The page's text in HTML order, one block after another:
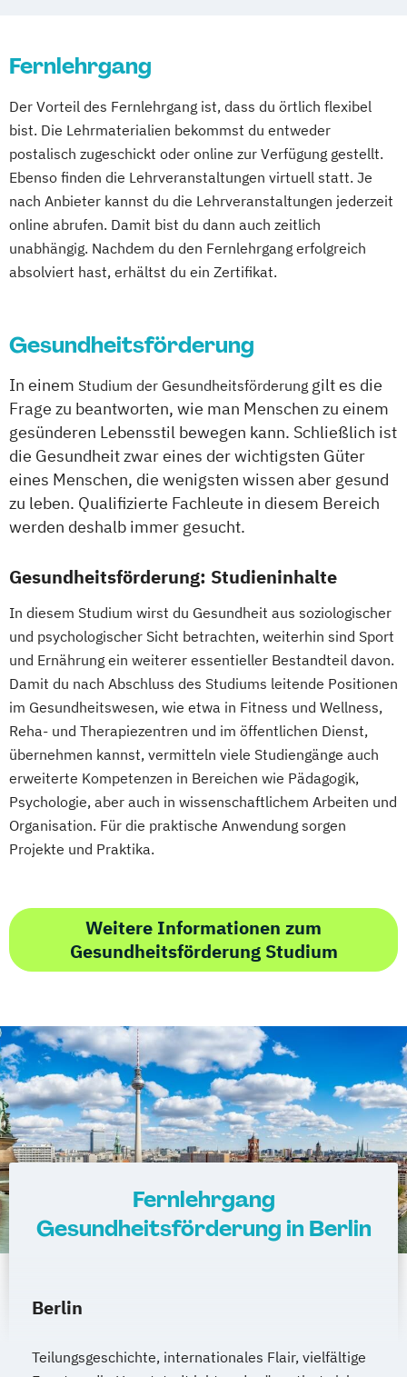
Fernlehrgang
Der Vorteil des Fernlehrgang ist, dass du örtlich flexibel
bist. Die Lehrmaterialien bekommst du entweder
postalisch zugeschickt oder online zur Verfügung gestellt.
Ebenso finden die Lehrveranstaltungen virtuell statt. Je
nach Anbieter kannst du die Lehrveranstaltungen jederzeit
online abrufen. Damit bist du dann auch zeitlich
unabhängig. Nachdem du den Fernlehrgang erfolgreich
absolviert hast, erhältst du ein Zertifikat.
Gesundheitsförderung
In einem Studium der Gesundheitsförderung gilt es die
Frage zu beantworten, wie man Menschen zu einem
gesünderen Lebensstil bewegen kann. Schließlich ist
die Gesundheit zwar eines der wichtigsten Güter
eines Menschen, die wenigsten wissen aber gesund
zu leben. Qualifizierte Fachleute in diesem Bereich
werden deshalb immer gesucht.
Gesundheitsförderung: Studieninhalte
In diesem Studium wirst du Gesundheit aus soziologischer
und psychologischer Sicht betrachten, weiterhin sind Sport
und Ernährung ein weiterer essentieller Bestandteil davon.
Damit du nach Abschluss des Studiums leitende Positionen
im Gesundheitswesen, wie etwa in Fitness und Wellness,
Reha- und Therapiezentren und im öffentlichen Dienst,
übernehmen kannst, vermitteln viele Studiengänge auch
erweiterte Kompetenzen in Bereichen wie Pädagogik,
Psychologie, aber auch in wissenschaftlichem Arbeiten und
Organisation. Für die praktische Anwendung sorgen
Projekte und Praktika.
Weitere Informationen zum
Gesundheitsförderung Studium
Fernlehrgang
Gesundheitsförderung in Berlin
Berlin
Teilungsgeschichte, internationales Flair, vielfältige